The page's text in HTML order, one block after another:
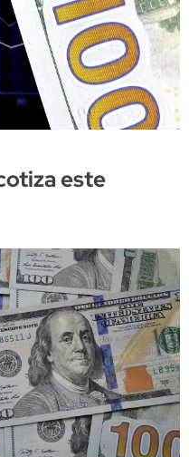
este